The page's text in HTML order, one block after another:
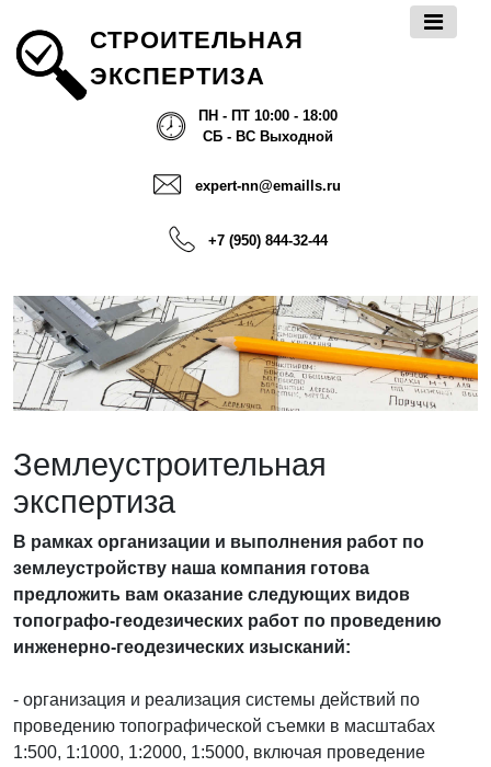
СТРОИТЕЛЬНАЯ
ЭКСПЕРТИЗА
ПН - ПТ 10:00 - 18:00
СБ - ВС Выходной
expert-nn@emaills.ru
+7 (950) 844-32-44
Землеустроительная
экспертиза
В рамках организации и выполнения работ по
землеустройству наша компания готова
предложить вам оказание следующих видов
топографо-геодезических работ по проведению
инженерно-геодезических изысканий:
- организация и реализация системы действий по
проведению топографической съемки в масштабах
1:500, 1:1000, 1:2000, 1:5000, включая проведение